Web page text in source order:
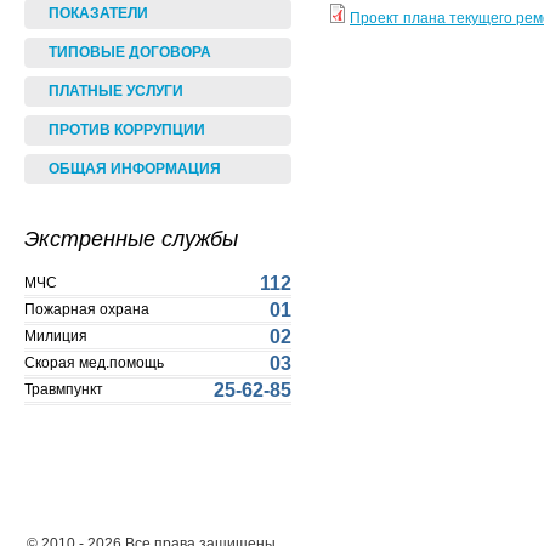
ПОКАЗАТЕЛИ
ТИПОВЫЕ ДОГОВОРА
ПЛАТНЫЕ УСЛУГИ
ПРОТИВ КОРРУПЦИИ
ОБЩАЯ ИНФОРМАЦИЯ
Экстренные службы
МЧС 112
Пожарная охрана 01
Милиция 02
Скорая мед.помощь 03
Травмпункт 25-62-85
Проект плана текущего